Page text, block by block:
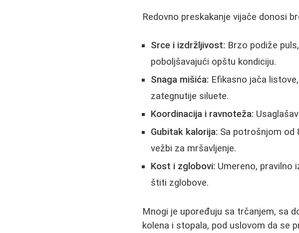
Redovno preskakanje vijače donosi
Srce i izdržljivost: Brzo podiže
poboljšavajući opštu kondiciju.
Snaga mišića: Efikasno jača
zategnutije siluete.
Koordinacija i ravnoteža:
Gubitak kalorija: Sa potrošnjom od
vežbi za mršavljenje.
Kost i zglobovi: Umereno, pravilno
štiti zglobove.
Mnogi je upoređuju sa trčanjem, sa
kolena i stopala, pod uslovom da se